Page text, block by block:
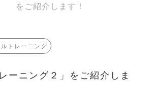
をご紹介します！
トレーニング
ーニング２」をご紹介しま